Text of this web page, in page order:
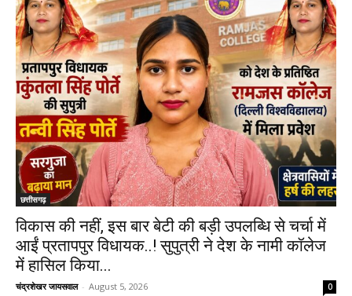
छत्तीसगढ़
विकास की नहीं, इस बार बेटी की बड़ी उपलब्धि से चर्चा में
आईं प्रतापपुर विधायक..! सुपुत्री ने देश के नामी कॉलेज
में हासिल किया...
चंद्रशेखर जायसवाल - August 5, 2026 0